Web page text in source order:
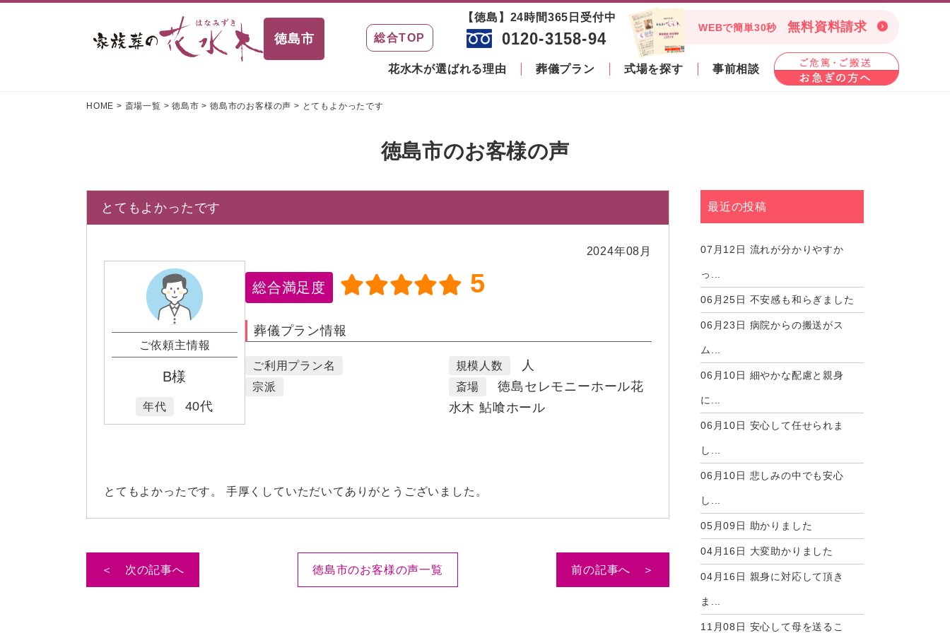
徳島市 総合TOP
【徳島】24時間365日受付中
0120-3158-94
WEBで簡単30秒 無料資料請求
花水木が選ばれる理由 葬儀プラン 式場を探す 事前相談
HOME > 斎場一覧 >徳島市 >徳島市のお客様の声 > とてもよかったです
徳島市のお客様の声
とてもよかったです
2024年08月
ご依頼主情報
B様
年代 40代
総合満足度 5
葬儀プラン情報
ご利用プラン名 規模人数 人
宗派 斎場
徳島セレモニーホール花
水木 鮎喰ホール
とてもよかったです。 手厚くしていただいてありがとうございました。
＜ 次の記事へ 徳島市のお客様の声一覧 前の記事へ ＞
最近の投稿
07月12日 流れが分かりやすか
っ...
06月25日 不安感も和らぎました
06月23日 病院からの搬送がス
ム...
06月10日 細やかな配慮と親身
に...
06月10日 安心して任せられま
し...
06月10日 悲しみの中でも安心
し...
05月09日 助かりました
04月16日 大変助かりました
04月16日 親身に対応して頂き
ま...
11月08日 安心して母を送るこ